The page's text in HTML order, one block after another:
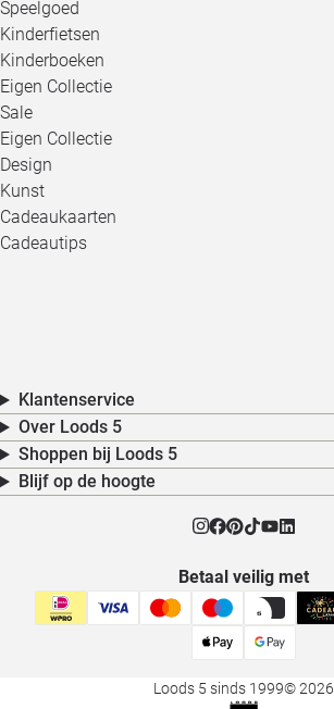
Speelgoed
Kinderfietsen
Kinderboeken
Eigen Collectie
Sale
Eigen Collectie
Design
Kunst
Cadeaukaarten
Cadeautips
Klantenservice
Over Loods 5
Shoppen bij Loods 5
Blijf op de hoogte
Betaal veilig met
Loods 5 sinds 1999© 2026